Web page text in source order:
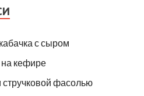
с сыром
кефире
фасолью